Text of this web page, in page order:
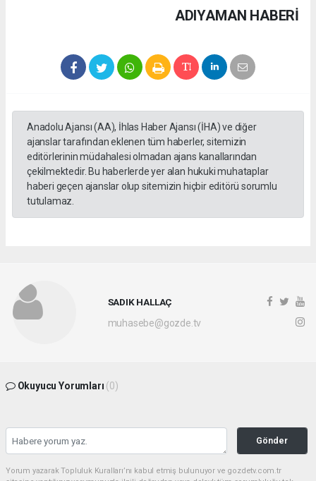
ADIYAMAN HABERİ
Anadolu Ajansı (AA), İhlas Haber Ajansı (İHA) ve diğer
ajanslar tarafından eklenen tüm haberler, sitemizin
editörlerinin müdahalesi olmadan ajans kanallarından
çekilmektedir. Bu haberlerde yer alan hukuki muhataplar
haberi geçen ajanslar olup sitemizin hiçbir editörü sorumlu
tutulamaz.
SADIK HALLAÇ
muhasebe@gozde.tv
Okuyucu Yorumları (0)
Gönder
Yorum yazarak Topluluk Kuralları’nı kabul etmiş bulunuyor ve gozdetv.com.tr